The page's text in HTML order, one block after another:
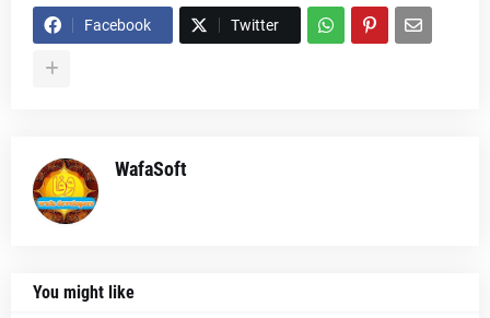
Facebook Twitter
WafaSoft
You might like